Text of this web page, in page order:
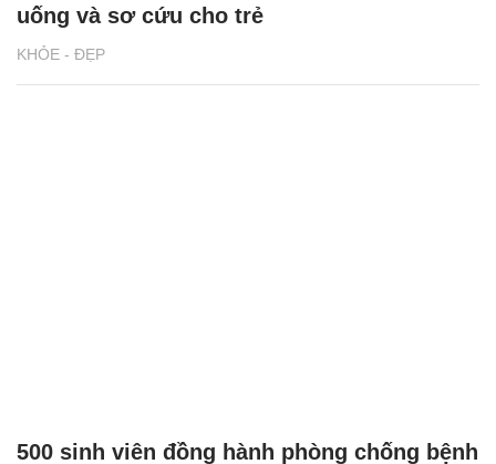
KHỎE - ĐẸP
uống và sơ cứu cho trẻ
500 sinh viên đồng hành phòng chống bệnh